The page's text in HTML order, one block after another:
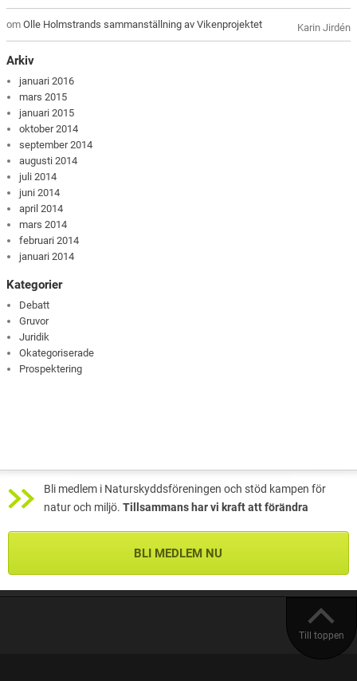
Karin Jirdén
omOlle Holmstrands sammanställning av Vikenprojektet
Arkiv
januari 2016
mars 2015
januari 2015
oktober 2014
september 2014
augusti 2014
juli 2014
juni 2014
april 2014
mars 2014
februari 2014
januari 2014
Kategorier
Debatt
Gruvor
Juridik
Okategoriserade
Prospektering
Bli medlem i Naturskyddsföreningen och stöd kampen för
natur och miljö. Tillsammans har vi kraft att förändra
BLI MEDLEM NU
Till toppen